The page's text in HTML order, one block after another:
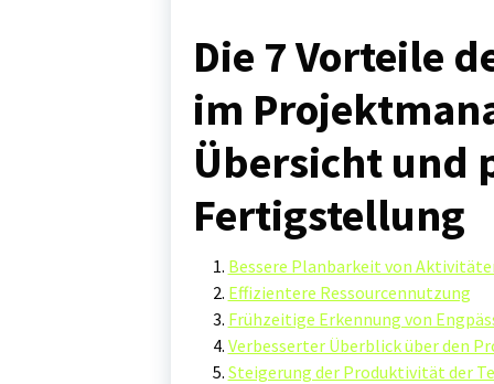
Die 7 Vorteile
im
Übersicht und
Fertigstellung
Bessere Planbarkeit von
Effizientere Ressourcennutzung
Frühzeitige Erkennung von
Verbesserter Überblick über den
Steigerung der Produktivität der